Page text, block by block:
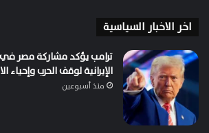
اخر الاخبار السياسية
ترامب يؤكد مشاركة مصر في
الإيرانية لوقف الحرب وإحياء
منذ أسبوعين